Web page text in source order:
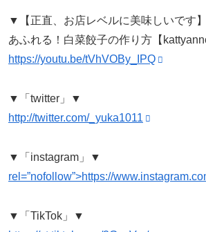
▼【正直、お店レベルに美味しいです
あふれる！白菜餃子の作り方【
https://youtu.be/tVhVOBy_IPQ
▼「twitter」▼
http://twitter.com/_yuka1011
▼「instagram」▼
rel=”nofollow”>https://
▼「TikTok」▼